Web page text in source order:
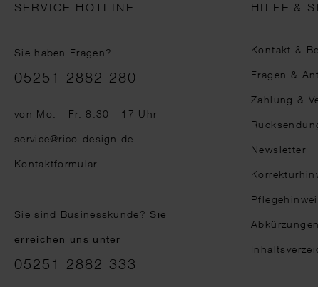
SERVICE HOTLINE
Sie haben Fragen?
Telefonnummer
05251 2882 280
von Mo. - Fr. 8:30 - 17 Uhr
service@rico-design.de
Kontaktformular
Sie sind Businesskunde?Sie
erreichen uns unter
05251 2882 333
HILFE &
Kontakt &
Fragen &
Zahlung &
Newsletter
Abkürzungen